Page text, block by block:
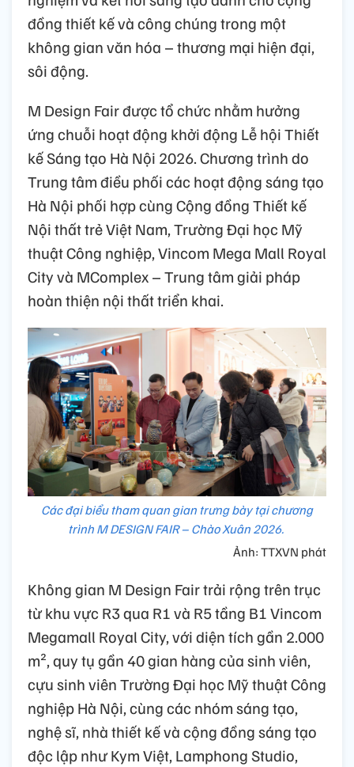
đồng thiết kế và công chúng trong một
không gian văn hóa – thương mại hiện đại,
sôi động.
M Design Fair được tổ chức nhằm hưởng
ứng chuỗi hoạt động khởi động Lễ hội Thiết
kế Sáng tạo Hà Nội 2026. Chương trình do
Trung tâm điều phối các hoạt động sáng tạo
Hà Nội phối hợp cùng Cộng đồng Thiết kế
Nội thất trẻ Việt Nam, Trường Đại học Mỹ
thuật Công nghiệp, Vincom Mega Mall Royal
City và MComplex – Trung tâm giải pháp
hoàn thiện nội thất triển khai.
Các đại biểu tham quan gian trưng bày tại chương
trình M DESIGN FAIR – Chào Xuân 2026.
Ảnh: TTXVN phát
Không gian M Design Fair trải rộng trên trục
từ khu vực R3 qua R1 và R5 tầng B1 Vincom
Megamall Royal City, với diện tích gần 2.000
m², quy tụ gần 40 gian hàng của sinh viên,
cựu sinh viên Trường Đại học Mỹ thuật Công
nghiệp Hà Nội, cùng các nhóm sáng tạo,
nghệ sĩ, nhà thiết kế và cộng đồng sáng tạo
độc lập như Kym Việt, Lamphong Studio,